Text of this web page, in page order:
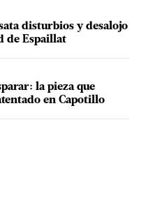
disturbios y desalojo
de Espaillat
la pieza que
en Capotillo